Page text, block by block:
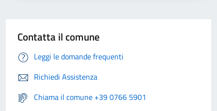
Contatta il comune
Leggi le domande frequenti
Richiedi Assistenza
Chiama il comune +39 0766 5901